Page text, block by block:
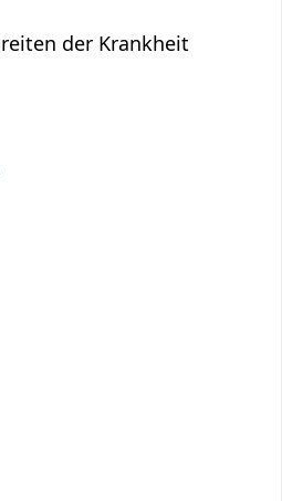
der Krankheit